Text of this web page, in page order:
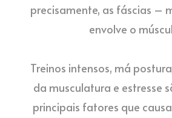
precisamente, as fáscias –
envolve o
Treinos intensos, má
da musculatura e estresse
principais fatores que